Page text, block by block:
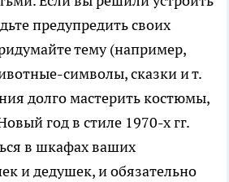
предупредить своих
тему (например,
символы, сказки и т.
долго мастерить костюмы,
год в стиле 1970-х гг.
в шкафах ваших
и дедушек, и обязательно